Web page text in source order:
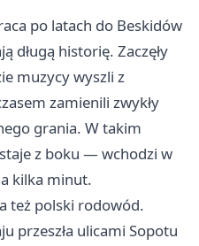
po latach do Beskidów
długą historię. Zaczęły
muzycy wyszli z
zamienili zwykły
grania. W takim
z boku — wchodzi w
kilka minut.
też polski rodowód.
przeszła ulicami Sopotu